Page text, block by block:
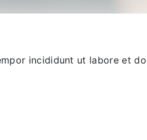
incididunt ut labore et